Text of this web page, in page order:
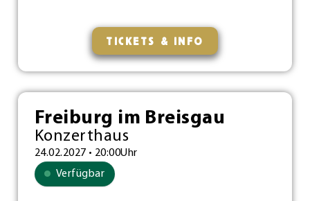
TICKETS & INFO
Freiburg im Breisgau
Konzerthaus
24.02.2027 • 20:00Uhr
Verfügbar